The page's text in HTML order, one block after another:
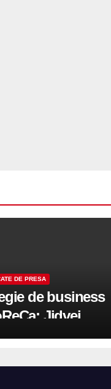
DE PRESA
de business
Jidvei
terasele în